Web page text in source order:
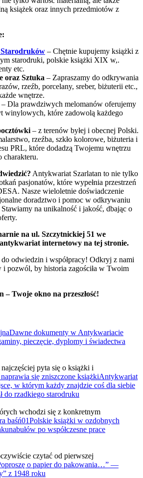
książek oraz innych przedmiotów z
– Chętnie kupujemy książki z
starodruki, polskie książki XIX w,.
etc.
oraz Sztuka – Zapraszamy do odkrywania
rzeźb, porcelany, sreber, biżuterii etc.,
wnętrze.
– Dla prawdziwych melomanów oferujemy
winylowych, które zadowolą każdego
– z terenów byłej i obecnej Polski.
rzeźba, szkło kolorowe, biżuteria i
PRL, które dodadzą Twojemu wnętrzu
charakteru.
Antykwariat Szarlatan to nie tylko
pasjonatów, które wypełnia przestrzeń
Nasze wieloletnie doświadczenie
doradztwo i pomoc w odkrywaniu
na unikalność i jakość, dbając o
na ul. Szczytnickiej 51 we
internetowy na tej stronie.
do odwiedzin i współpracy! Odkryj z nami
i pozwól, by historia zagościła w Twoim
Twoje okno na przeszłość!
Dawne dokumenty w Antykwariacie
pieczęcie, dyplomy i świadectwa
pyta się o książki i
Antykwariat
w którym każdy znajdzie coś dla siebie
do rzadkiego starodruku
wchodzi się z konkretnym
Polskie książki w ozdobnych
po współczesne prace
czytać od pierwszej
o papier do pakowania…” —
z 1948 roku